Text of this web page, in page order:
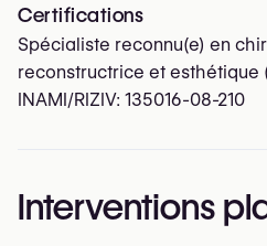
Certifications
Spécialiste reconnu(e) en
reconstructrice et
INAMI/RIZIV: 135016-08-210
Interventions